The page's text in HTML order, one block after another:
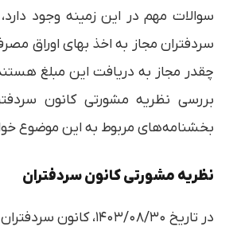
سوالات مهم در این زمینه وجود
سردفتران مجاز به اخذ بهای اوراق
چقدر مجاز به دریافت این مبلغ
بررسی نظریه مشورتی کانون
بخشنامه‌های مربوط به این موضوع
نظریه مشورتی کانون سردفتران
در تاریخ ۱۴۰۳/۰۸/۳۰،